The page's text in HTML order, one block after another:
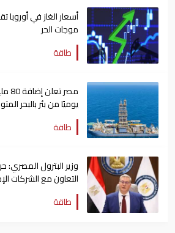
موجات الحر
طاقة
مصر
يوميًا من بئر بالبحر
طاقة
وزير البترول المصري:
التعاون مع الشركات
طاقة